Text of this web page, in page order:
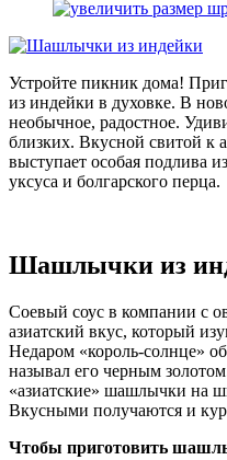
Устройте пикник дома!
из индейки в духовке. В
необычное, радостное.
близких. Вкусной свитой к
выступает особая подлива
уксуса и болгарского перца.
Шашлычки из
Соевый соус в компании с
азиатский вкус, который
Недаром «король-солнце»
называл его черным
«азиатские» шашлычки на
Вкусными получаются и
Чтобы приготовить